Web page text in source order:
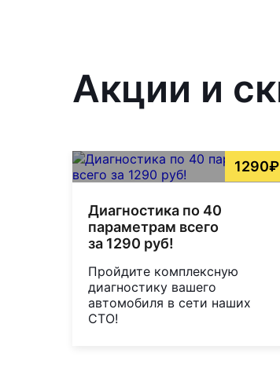
Акции и
1290₽
Диагностика по 40
параметрам всего
за 1290 руб!
Пройдите комплексную
диагностику вашего
автомобиля в сети наших
СТО!